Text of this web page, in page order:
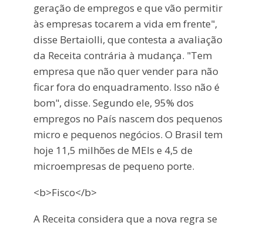
geração de empregos e que vão permitir
às empresas tocarem a vida em frente",
disse Bertaiolli, que contesta a avaliação
da Receita contrária à mudança. "Tem
empresa que não quer vender para não
ficar fora do enquadramento. Isso não é
bom", disse. Segundo ele, 95% dos
empregos no País nascem dos pequenos
micro e pequenos negócios. O Brasil tem
hoje 11,5 milhões de MEIs e 4,5 de
microempresas de pequeno porte.
<b>Fisco</b>
A Receita considera que a nova regra se